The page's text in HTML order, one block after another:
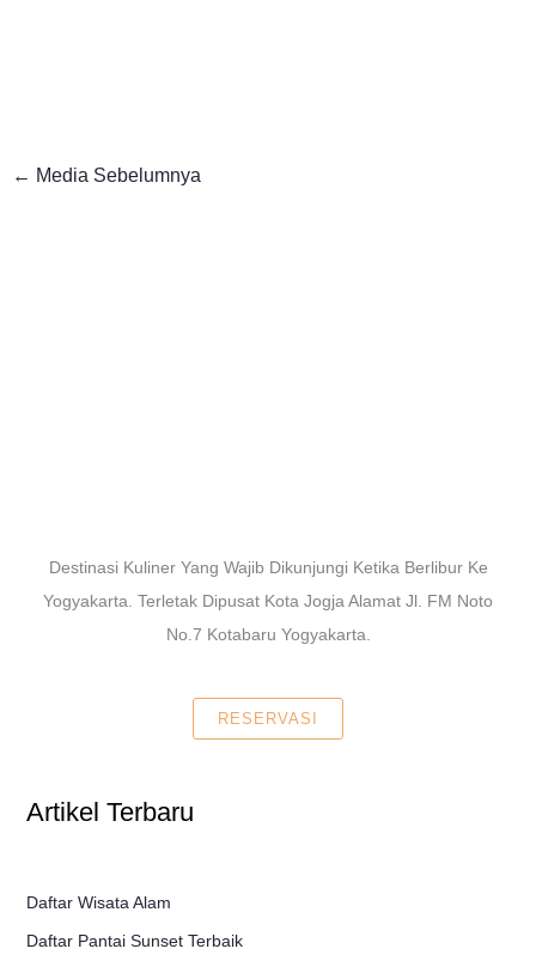
← Media Sebelumnya
Destinasi Kuliner Yang Wajib Dikunjungi Ketika Berlibur Ke
Yogyakarta. Terletak Dipusat Kota Jogja Alamat Jl. FM Noto
No.7 Kotabaru Yogyakarta.
RESERVASI
Artikel Terbaru
Daftar Wisata Alam
Daftar Pantai Sunset Terbaik